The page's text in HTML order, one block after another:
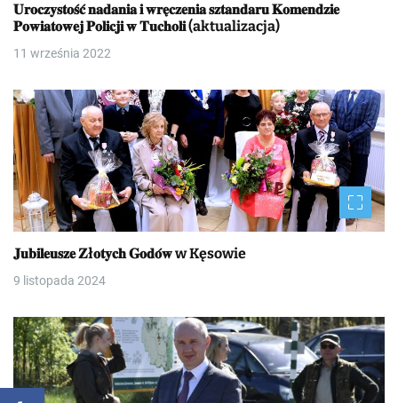
𝐔𝐫𝐨𝐜𝐳𝐲𝐬𝐭𝐨𝐬́𝐜́ 𝐧𝐚𝐝𝐚𝐧𝐢𝐚 𝐢 𝐰𝐫𝐞̨𝐜𝐳𝐞𝐧𝐢𝐚 𝐬𝐳𝐭𝐚𝐧𝐝𝐚𝐫𝐮 𝐊𝐨𝐦𝐞𝐧𝐝𝐳𝐢𝐞
𝐏𝐨𝐰𝐢𝐚𝐭𝐨𝐰𝐞𝐣 𝐏𝐨𝐥𝐢𝐜𝐣𝐢 𝐰 𝐓𝐮𝐜𝐡𝐨𝐥𝐢 (aktualizacja)
11 września 2022
𝐉𝐮𝐛𝐢𝐥𝐞𝐮𝐬𝐳𝐞 𝐙ł𝐨𝐭𝐲𝐜𝐡 𝐆𝐨𝐝𝐨́𝐰 w Kęsowie
9 listopada 2024